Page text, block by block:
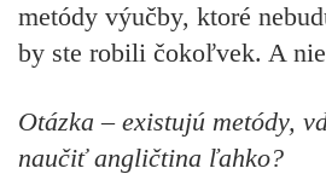
metódy výučby, ktoré
by ste robili čokoľvek. A
Otázka– existujú metódy,
naučiť angličtina ľahko?